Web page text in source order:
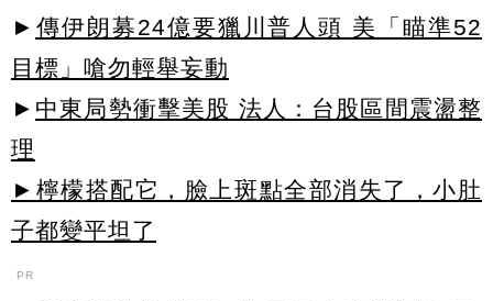
► 傳伊朗募24億要獵川普人頭 美「瞄準52
目標」嗆勿輕舉妄動
► 中東局勢衝擊美股 法人：台股區間震盪整
理
►檸檬搭配它，臉上斑點全部消失了，小肚
子都變平坦了
PR